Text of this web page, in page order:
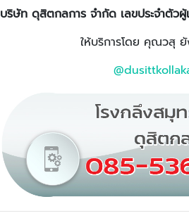
บริษัท ดุสิตกลการ จำกัด เลขประจำตัว
ให้บริการโดย คุณวสุ